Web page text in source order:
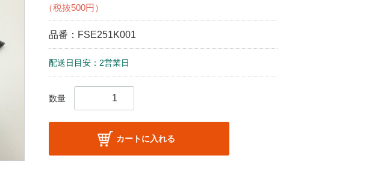
（税抜500円）
品番： FSE251K001
配送日目安：2営業日
数量
カートに入れる